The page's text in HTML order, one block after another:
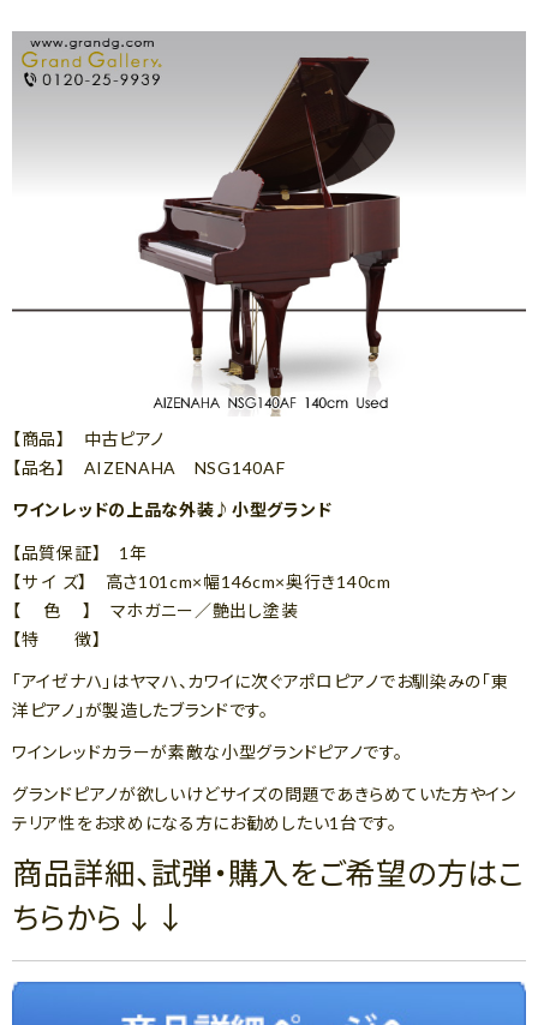
【商品】 中古ピアノ
【品名】 AIZENAHA NSG140AF
ワインレッドの上品な外装♪小型グランド
【品質保証】 1年
【サ イ ズ】 高さ101cm×幅146cm×奥行き140cm
【 色 】 マホガニー／艶出し塗装
【特 徴】
「アイゼナハ」はヤマハ、カワイに次ぐアポロピアノでお馴染みの「東
洋ピアノ」が製造したブランドです。
ワインレッドカラーが素敵な小型グランドピアノです。
グランドピアノが欲しいけどサイズの問題であきらめていた方やイン
テリア性をお求めになる方にお勧めしたい1台です。
商品詳細、試弾・購入をご希望の方はこ
ちらから↓↓